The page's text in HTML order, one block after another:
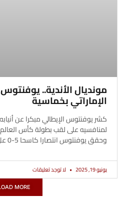
مونديال الأندية..
الإماراتي بخماسية
كشر يوفنتوس الإيطالي مبكرا عن
لمنافسيه على لقب بطولة كأس العالم
وحقق يوفنتوس انتصارا كاسحا 5-0 على العين الإماراتي، ليل
يونيو 19, 2025 لا توجد تعليقات
MORE